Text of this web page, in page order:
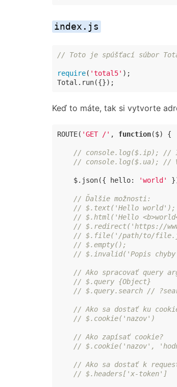
index.js
// Toto je spúšťací súbor
require( 'total5' );
Total.run({});
Keď to máte, tak si vytvorte
ROUTE( 'GET /' , function($) {
// console.log($.ip); //
// console.log($.ua); //
    $.json({
hello: 'world'
// Ďalšie možnosti:
// $.text('Hello world');
// $.html('Hello
// $.redirect('https://
// $.file('/path/to/
// $.empty();
// $.invalid('Popis
// Ako spracovať query
// $.query {Object}
// $.query.search //
// Ako sa dostať ku
// $.cookie('nazov')
// Ako zapísať cookie?
// $.cookie('nazov',
// Ako sa dostať k
// $.headers['x-token']